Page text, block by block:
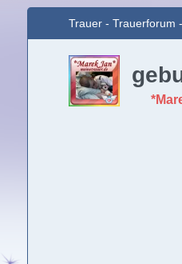
Trauer - Trauerforum